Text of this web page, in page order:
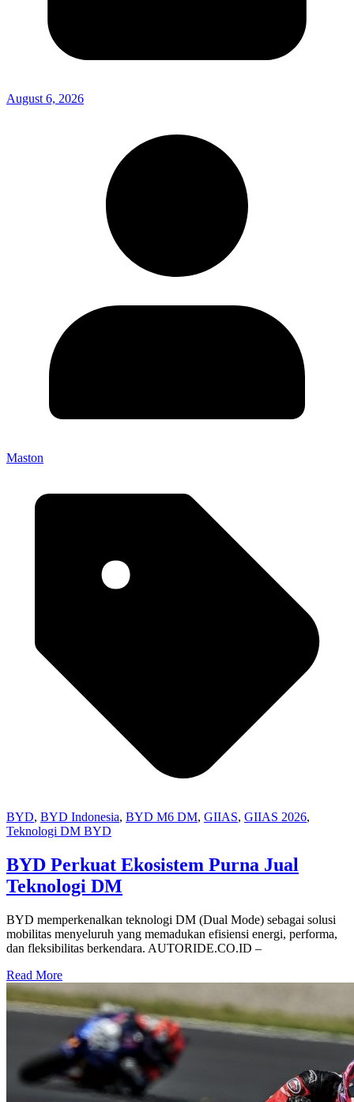
August 6, 2026
Maston
BYD, BYD Indonesia, BYD M6 DM, GIIAS, GIIAS 2026,
Teknologi DM BYD
BYD Perkuat Ekosistem Purna Jual
Teknologi DM
BYD memperkenalkan teknologi DM (Dual Mode) sebagai solusi
mobilitas menyeluruh yang memadukan efisiensi energi, performa,
dan fleksibilitas berkendara. AUTORIDE.CO.ID –
Read More